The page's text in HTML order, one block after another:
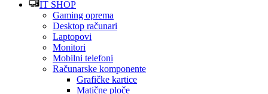
IT SHOP
Gaming oprema
Desktop računari
Laptopovi
Monitori
Mobilni telefoni
Računarske komponente
Grafičke kartice
Matične ploče